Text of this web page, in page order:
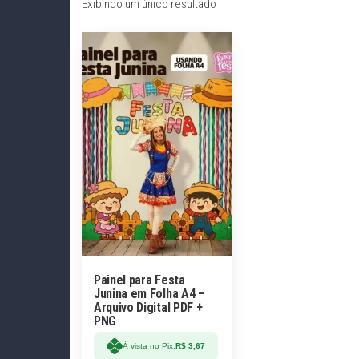
Exibindo um único resultado
Painel para Festa
Junina em Folha A4 –
Arquivo Digital PDF +
PNG
À vista no Pix:R$ 3,67